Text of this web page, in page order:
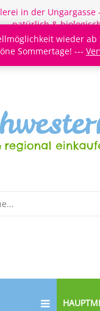
in der Ungargasse
natürlich &
Newsletter
wieder ab
Sommertage! ---